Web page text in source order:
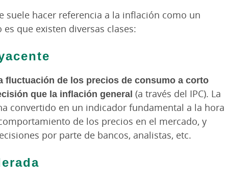
suele hacer referencia a la inflación como un
que existen diversas clases:
fluctuación de los precios de consumo a corto
que la inflación general (a través del IPC). La
convertido en un indicador fundamental a la hora
de los precios en el mercado, y
por parte de bancos, analistas, etc.